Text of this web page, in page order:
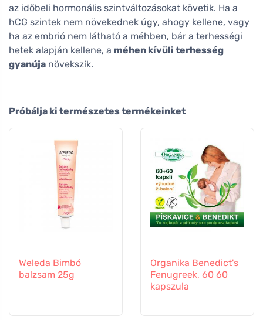
az időbeli hormonális szintváltozásokat követik. Ha a
hCG szintek nem növekednek úgy, ahogy kellene, vagy
ha az embrió nem látható a méhben, bár a terhességi
hetek alapján kellene, a méhen kívüli terhesség
gyanúja növekszik.
Próbálja ki természetes termékeinket
Weleda Bimbó
balzsam 25g
Organika Benedict's
Fenugreek, 60 60
kapszula